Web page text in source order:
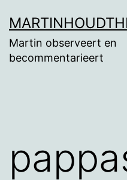
naar
de
Martin observeert en
becommentarieert